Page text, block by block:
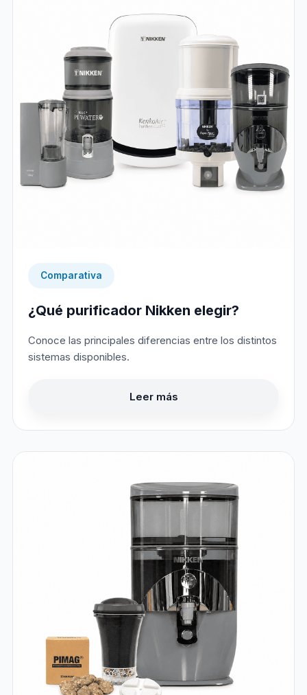
Comparativa
¿Qué purificador Nikken elegir?
Conoce las principales diferencias entre los distintos
sistemas disponibles.
Leer más